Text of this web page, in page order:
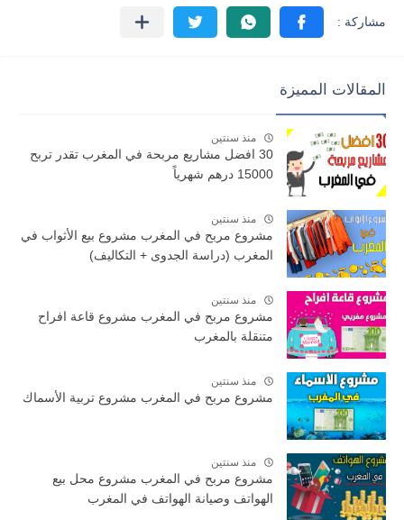
المقالات المميزة
منذ سنتين
30 افضل مشاريع مربحة في المغرب تقدر تربح
15000 درهم شهرياً
منذ سنتين
مشروع مربح في المغرب مشروع بيع الأثواب في
المغرب (دراسة الجدوى + التكاليف)
منذ سنتين
مشروع مربح في المغرب مشروع قاعة افراح
متنقلة بالمغرب
منذ سنتين
مشروع مربح في المغرب مشروع تربية الأسماك
منذ سنتين
مشروع مربح في المغرب مشروع محل بيع
الهواتف وصيانة الهواتف في المغرب